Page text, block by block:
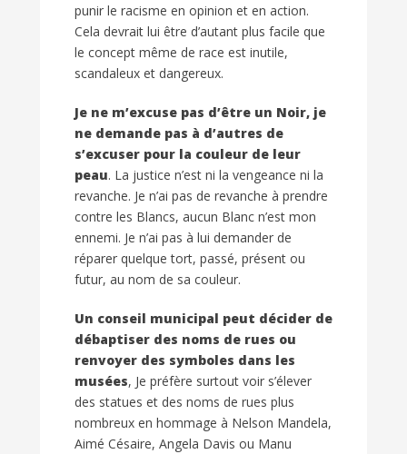
punir le racisme en opinion et en action.
Cela devrait lui être d’autant plus facile que
le concept même de race est inutile,
scandaleux et dangereux.
Je ne m’excuse pas d’être un Noir, je
ne demande pas à d’autres de
s’excuser pour la couleur de leur
peau. La justice n’est ni la vengeance ni la
revanche. Je n’ai pas de revanche à prendre
contre les Blancs, aucun Blanc n’est mon
ennemi. Je n’ai pas à lui demander de
réparer quelque tort, passé, présent ou
futur, au nom de sa couleur.
Un conseil municipal peut décider de
débaptiser des noms de rues ou
renvoyer des symboles dans les
musées, Je préfère surtout voir s’élever
des statues et des noms de rues plus
nombreux en hommage à Nelson Mandela,
Aimé Césaire, Angela Davis ou Manu